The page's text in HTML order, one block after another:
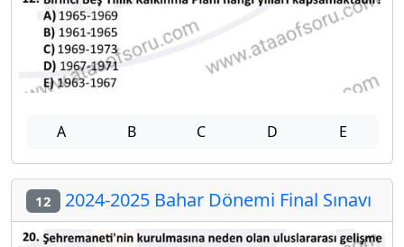
A B C D E
12 2024-2025 Bahar Dönemi Final Sınavı